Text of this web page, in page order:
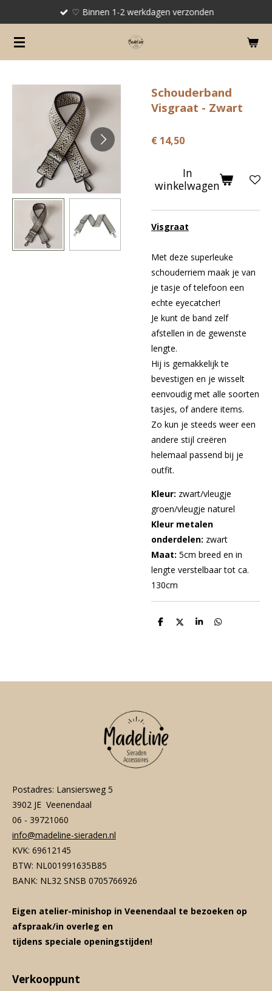
naar
de
♡ Binnen 1-2 werkdagen verzonden
Schouderband
Visgraat - Zwart
€ 14,50
In
winkelwagen
Visgraat
Met deze superleuke
schouderriem maak je van
je tasje of telefoon een
echte eyecatcher!
Je kunt de band zelf
afstellen in de gewenste
lengte.
Hij is gemakkelijk te
bevestigen en je wisselt
eenvoudig met alle soorten
tasjes, of andere items.
Zo kun je steeds weer een
andere stijl creëren
helemaal passend bij je
outfit.
Kleur: zwart/vleugje
groen/vleugje naturel
Kleur metalen
onderdelen: zwart
Maat: 5cm breed en in
lengte verstelbaar tot ca.
130cm
D
D
S
D
Postadres: Lansiersweg 5
3902 JE Veenendaal
06 - 39721060
info@madeline-sieraden.nl
KVK: 69612145
BTW: NL001991635B85
BANK: NL32 SNSB 0705766926
Eigen atelier-minishop in Veenendaal te bezoeken op
afspraak/in overleg en
tijdens speciale openingstijden!
Verkooppunt